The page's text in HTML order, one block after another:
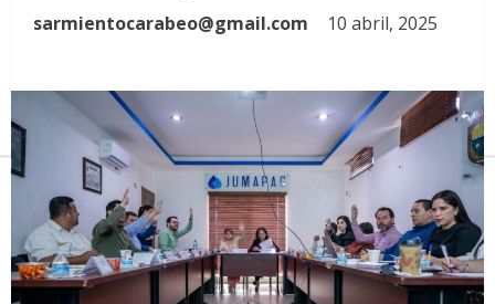
sarmientocarabeo@gmail.com 10 abril, 2025